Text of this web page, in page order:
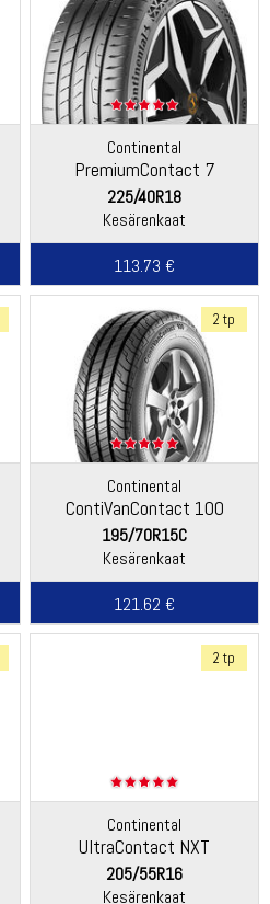
Continental
PremiumContact 7
225/40R18
Kesärenkaat
113.73 €
2 tp
Continental
ContiVanContact 100
195/70R15C
Kesärenkaat
121.62 €
2 tp
Continental
UltraContact NXT
205/55R16
Kesärenkaat